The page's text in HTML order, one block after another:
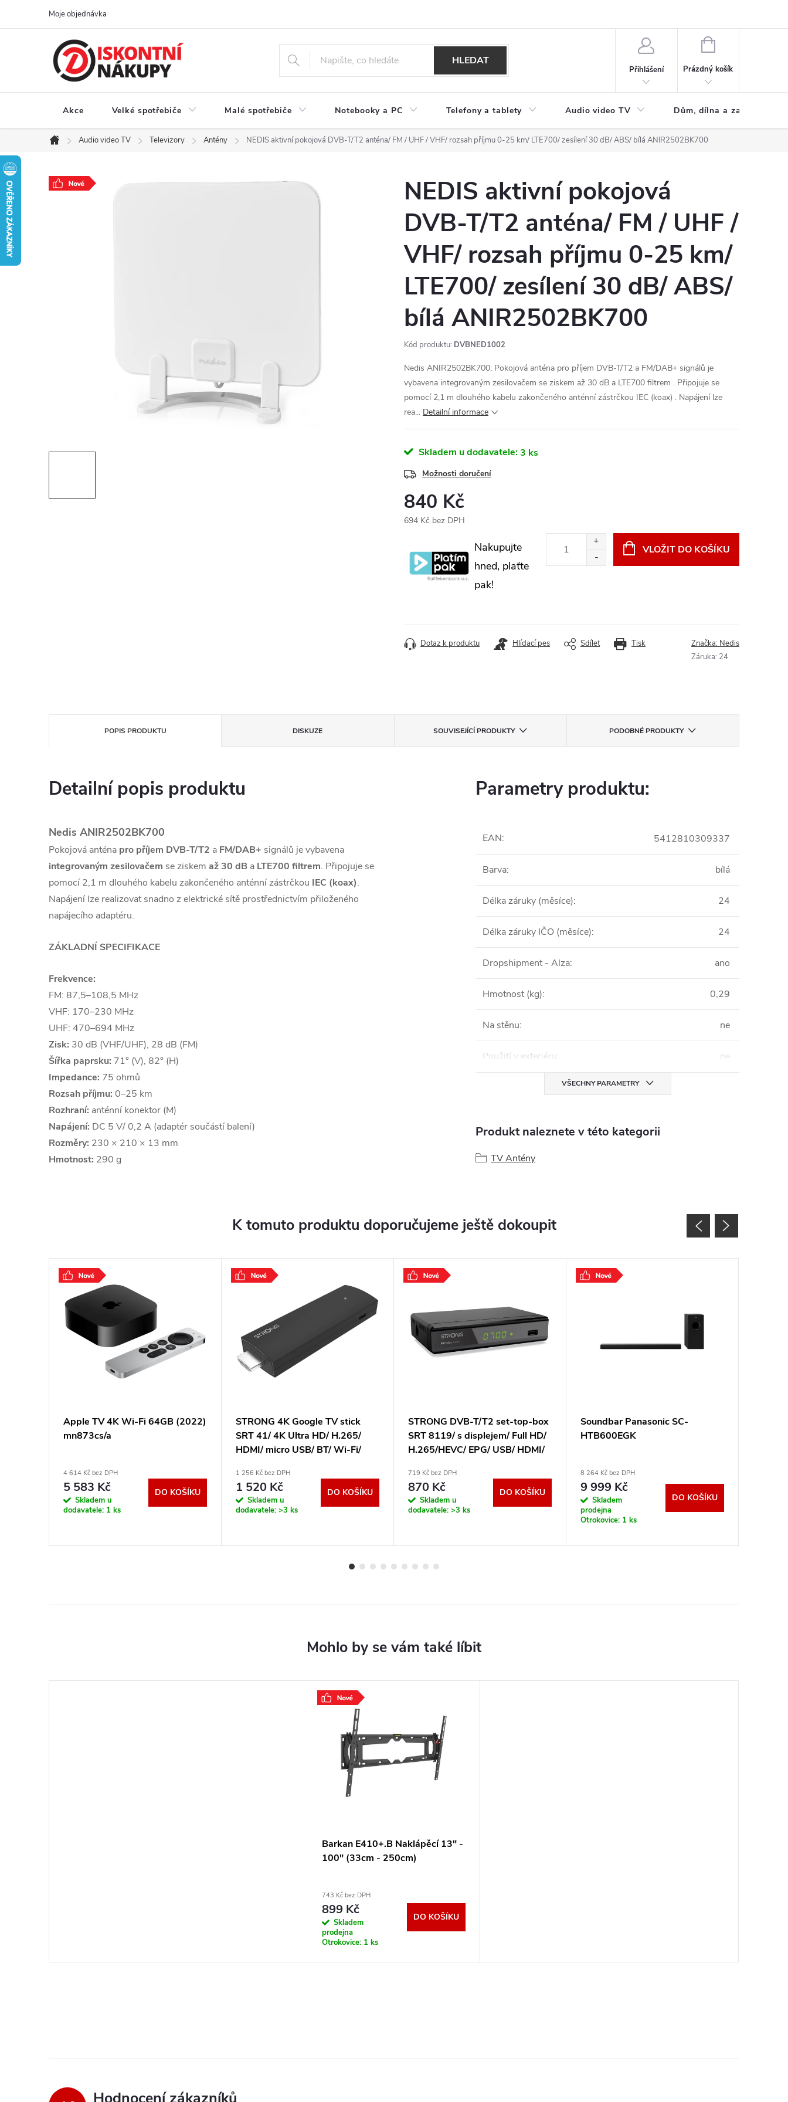
Moje objednávka
HLEDAT
Přihlášení
NÁKUPNÍ
Prázdný košík
Akce Velké spotřebiče Malé spotřebiče Notebooky a PC Telefony a tablety Audio video TV Dům, dílna a zahrada
Domů
Audio video TV Televizory Antény NEDIS aktivní pokojová DVB-T/T2 anténa/ FM / UHF / VHF/ rozsah příjmu 0-25 km/ LTE700/ zesílení 30 dB/ ABS/ bílá ANIR2502BK700
NEDIS aktivní pokojová
DVB-T/T2 anténa/ FM / UHF /
VHF/ rozsah příjmu 0-25 km/
LTE700/ zesílení 30 dB/ ABS/
bílá ANIR2502BK700
Kód produktu: DVBNED1002
Nedis ANIR2502BK700; Pokojová anténa pro příjem DVB-T/T2 a FM/DAB+ signálů je
vybavena integrovaným zesilovačem se ziskem až 30 dB a LTE700 filtrem . Připojuje se
pomocí 2,1 m dlouhého kabelu zakončeného anténní zástrčkou IEC (koax) . Napájení lze
rea... Detailní informace
Skladem u dodavatele:3 ks
Možnosti doručení
840 Kč
694 Kč bez DPH
Nakupujte
hned, plaťte
pak!
VLOŽIT DO KOŠÍKU
Tisk
Dotaz k produktu Hlídací pes Sdílet Značka: Nedis
Záruka: 24
POPIS PRODUKTU DISKUZE SOUVISEJÍCÍ PRODUKTY PODOBNÉ PRODUKTY
Detailní popis produktu
Nedis ANIR2502BK700
Pokojová anténa pro příjem DVB-T/T2 a FM/DAB+ signálů je vybavena
integrovaným zesilovačem se ziskem až 30 dB a LTE700 filtrem. Připojuje se
pomocí 2,1 m dlouhého kabelu zakončeného anténní zástrčkou IEC (koax).
Napájení lze realizovat snadno z elektrické sítě prostřednictvím přiloženého
napájecího adaptéru.
ZÁKLADNÍ SPECIFIKACE
Frekvence:
FM: 87,5–108,5 MHz
VHF: 170–230 MHz
UHF: 470–694 MHz
Zisk: 30 dB (VHF/UHF), 28 dB (FM)
Šířka paprsku: 71° (V), 82° (H)
Impedance: 75 ohmů
Rozsah příjmu: 0–25 km
Rozhraní: anténní konektor (M)
Napájení: DC 5 V/ 0,2 A (adaptér součástí balení)
Rozměry: 230 × 210 × 13 mm
Hmotnost: 290 g
Parametry produktu:
EAN: 5412810309337
Barva: bílá
Délka záruky (měsíce): 24
Délka záruky IČO (měsíce): 24
Dropshipment - Alza: ano
Hmotnost (kg): 0,29
Na stěnu: ne
Použití v exteriéru : ne
VŠECHNY PARAMETRY
Produkt naleznete v této kategorii
TV Antény
K tomuto produktu doporučujeme ještě dokoupit
Apple TV 4K Wi-Fi 64GB (2022)
mn873cs/a
4 614 Kč bez DPH
5 583 Kč
Skladem u
dodavatele: 1 ks
DO KOŠÍKU
STRONG 4K Google TV stick
SRT 41/ 4K Ultra HD/ H.265/
HDMI/ micro USB/ BT/ Wi-Fi/
14/ černý SRT41
1 256 Kč bez DPH
1 520 Kč
Skladem u
dodavatele: >3 ks
DO KOŠÍKU
STRONG DVB-T/T2 set-top-box
SRT 8119/ s displejem/ Full HD/
H.265/HEVC/ EPG/ USB/ HDMI/
719 Kč bez DPH
870 Kč
Skladem u
dodavatele: >3 ks
DO KOŠÍKU
Soundbar Panasonic SC-
HTB600EGK
8 264 Kč bez DPH
9 999 Kč
Skladem
prodejna
Otrokovice: 1 ks
DO KOŠÍKU
Barkan E410+.B Naklápěcí 13" -
100" (33cm - 250cm)
743 Kč bez DPH
899 Kč
Skladem
prodejna
Otrokovice: 1 ks
DO KOŠÍKU